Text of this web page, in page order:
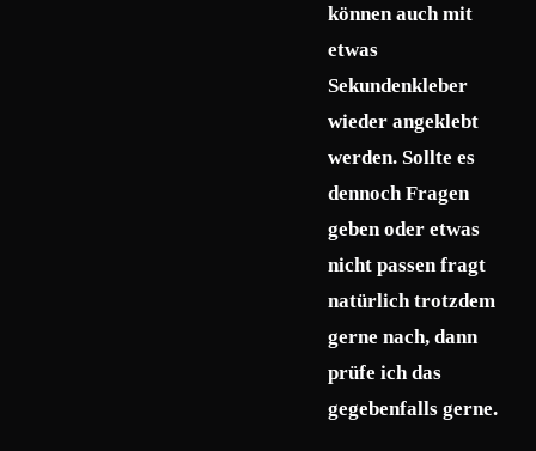
können auch mit
etwas
Sekundenkleber
wieder angeklebt
werden. Sollte es
dennoch Fragen
geben oder etwas
nicht passen fragt
natürlich trotzdem
gerne nach, dann
prüfe ich das
gegebenfalls gerne.